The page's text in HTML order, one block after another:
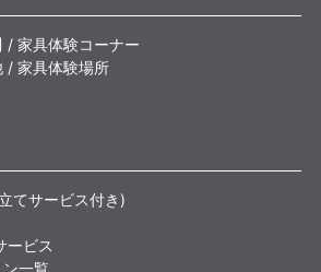
/ 家具体験コーナー
/ 家具体験場所
てサービス付き)
ービス